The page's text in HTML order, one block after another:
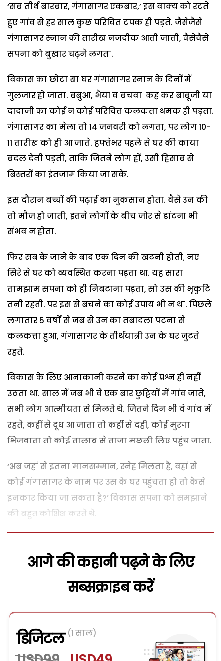
‘सब तीर्थ बारबार, गंगासागर एकबार,’ इस वाक्य को रटते
हुए गांव से हर साल कुछ परिचित टपक ही पड़ते. जैसेजैसे
गंगासागर स्नान की तारीख नजदीक आती जाती, वैसेवैसे
सपना को बुखार चढ़ने लगता.
विकास का छोटा सा घर गंगासागर स्नान के दिनों में
गुलजार हो जाता. बबुआ, भैया व बचवा कह कर बाबूजी या
दादाजी का कोई न कोई परिचित कलकत्ता धमक ही पड़ता.
गंगासागर का मेला तो 14 जनवरी को लगता, पर लोग 10-
11 तारीख को ही आ जाते. हफ्तेभर पहले से घर की काया
बदल देनी पड़ती, ताकि जितने लोग हों, उसी हिसाब से
बिस्तरों का इंतजाम किया जा सके.
इस दौरान बच्चों की पढ़ाई का नुकसान होता. वैसे उन की
तो मौज हो जाती, इतने लोगों के बीच जोर से डांटना भी
संभव न होता.
फिर सब के जाने के बाद एक दिन की खटनी होती, नए
सिरे से घर को व्यवस्थित करना पड़ता था. यह सारा
तामझाम सपना को ही निबटाना पड़ता, सो उस की भृकुटि
तनी रहती. पर इस से बचने का कोई उपाय भी न था. पिछले
लगातार 5 वर्षों से जब से उन का तबादला पटना से
कलकत्ता हुआ, गंगासागर के तीर्थयात्री उन के घर जुटते
रहते.
विकास के लिए आनाकानी करने का कोई प्रश्न ही नहीं
उठता था. साल में जब भी वे एक बार छुट्टियों में गांव जाते,
सभी लोग आत्मीयता से मिलते थे. जितने दिन भी वे गांव में
रहते, कहीं से दूध आ जाता तो कहीं से दही, कोई मुरगा
भिजवाता तो कोई तालाब से ताजा मछली लिए पहुंच जाता.
‘अब जहां से इतना मानसम्मान, स्नेह मिलता है, वहां से
कोई गंगासागर के नाम पर उस के घर पहुंचता हो तो कैसे
इनकार किया जा सकता है?’ विकास सपना को समझाने
की बहुत कोशिश करते थे.
आगे की कहानी पढ़ने के लिए
सब्सक्राइब करें
डिजिटल (1 साल)